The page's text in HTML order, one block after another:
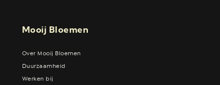
Mooij Bloemen
Over Mooij Bloemen
Duurzaamheid
Werken bij